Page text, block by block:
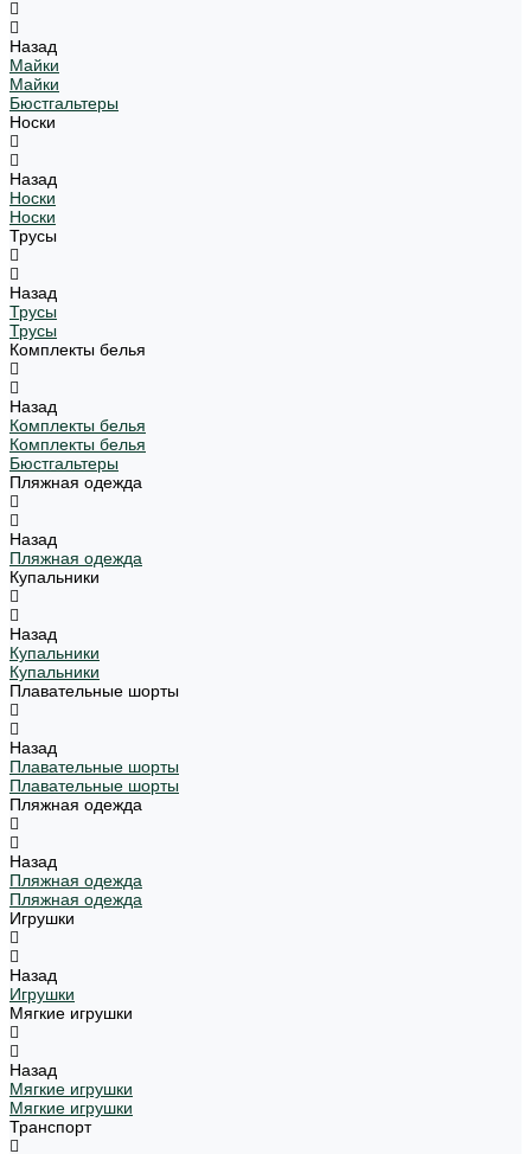
Назад
Майки
Майки
Бюстгальтеры
Носки
Назад
Носки
Носки
Трусы
Назад
Трусы
Трусы
Комплекты белья
Назад
Комплекты белья
Комплекты белья
Бюстгальтеры
Пляжная одежда
Назад
Пляжная одежда
Купальники
Назад
Купальники
Купальники
Плавательные шорты
Назад
Плавательные шорты
Плавательные шорты
Пляжная одежда
Назад
Пляжная одежда
Пляжная одежда
Игрушки
Назад
Игрушки
Мягкие игрушки
Назад
Мягкие игрушки
Мягкие игрушки
Транспорт